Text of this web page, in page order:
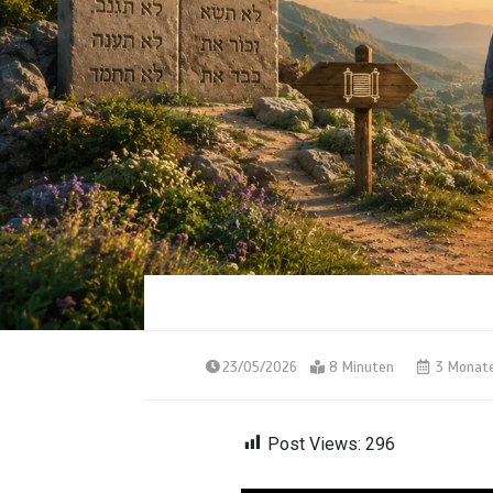
23/05/2026 8 Minuten 3
Post Views: 296